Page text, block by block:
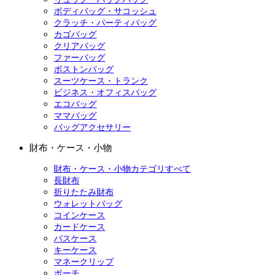
ボディバッグ・サコッシュ
クラッチ・パーティバッグ
カゴバッグ
クリアバッグ
ファーバッグ
ボストンバッグ
スーツケース・トランク
ビジネス・オフィスバッグ
エコバッグ
ママバッグ
バッグアクセサリー
財布・ケース・小物
財布・ケース・小物カテゴリすべて
長財布
折りたたみ財布
ウォレットバッグ
コインケース
カードケース
パスケース
キーケース
マネークリップ